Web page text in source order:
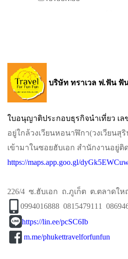
บริษัท ทราเวล ฟ.ฟัน ฟั
ใบอนุญาติประกอบธุรกิจนำเที่ยว เล
อยู่ใกล้วงเวียนหอนาฬิกา​(วงเวียนสุ
เข้ามาในซอยฮับเอก​ สำนักงานอยู่ติ
https://maps.app.goo.gl/
226/4 ซ.ฮับเอก ถ.ภูเก็ต ต.ตลาดให
0994016888 0815479111
https://lin.ee/pcSC6Ib
m.me/phukettravelforfunfun